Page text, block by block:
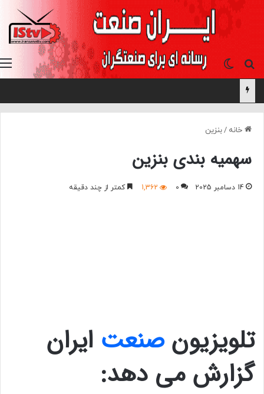
جستجو برایتغییر پوسته
خانه /بنزین
سهمیه بندی بنزین
14 دسامبر 2025 0
1,362 کمتر از چند دقیقه
تلویزیونصنعت ایران
گزارش می دهد: